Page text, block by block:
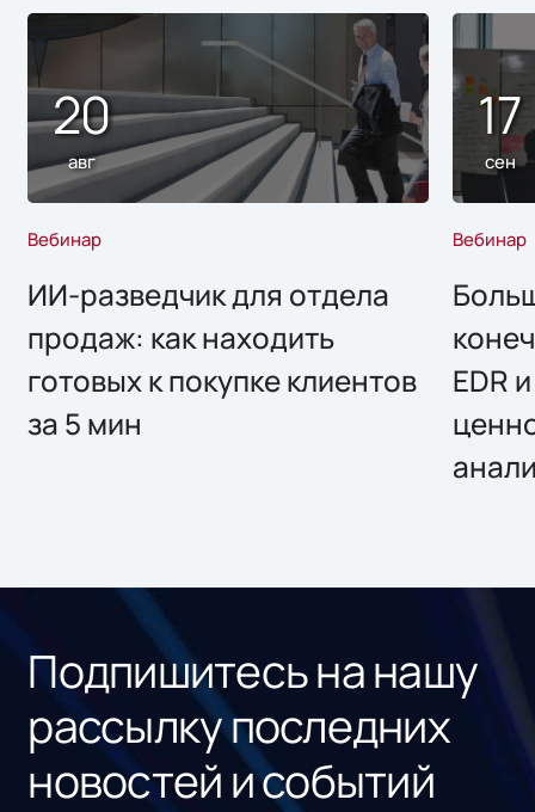
20
авг
Вебинар
ИИ-разведчик для отдела
продаж: как находить
готовых к покупке клиентов
за 5 мин
17
сен
Вебинар
EDR
Подпишитесь на нашу
рассылку последних
новостей и событий